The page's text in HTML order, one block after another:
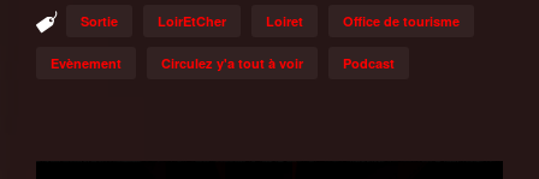
Sortie LoirEtCher Loiret Office de tourisme
Evènement Circulez y'a tout à voir Podcast